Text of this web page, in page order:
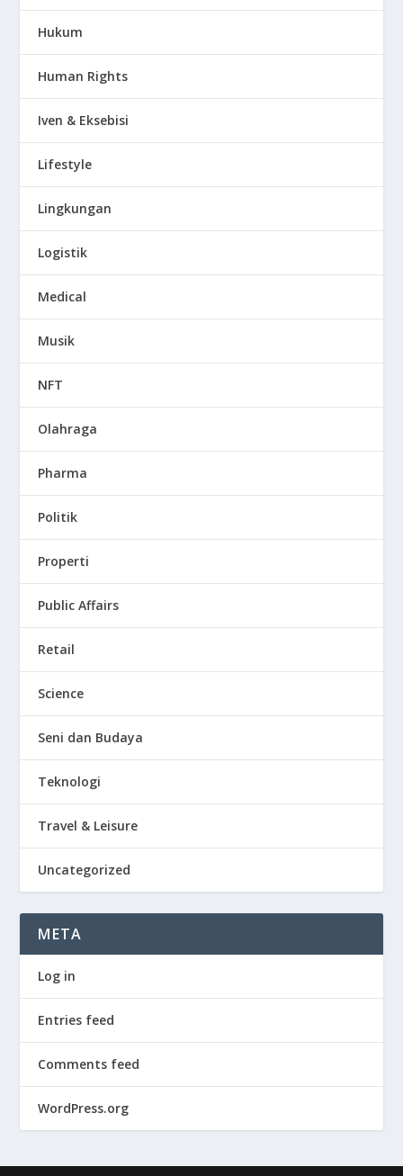
Hukum
Human Rights
Iven & Eksebisi
Lifestyle
Lingkungan
Logistik
Medical
Musik
NFT
Olahraga
Pharma
Politik
Properti
Public Affairs
Retail
Science
Seni dan Budaya
Teknologi
Travel & Leisure
Uncategorized
META
Log in
Entries feed
Comments feed
WordPress.org